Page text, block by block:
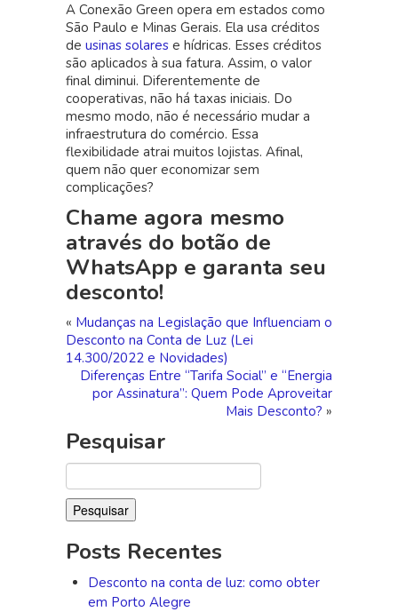
A Conexão Green opera em estados como
São Paulo e Minas Gerais. Ela usa créditos
de usinas solares e hídricas. Esses créditos
são aplicados à sua fatura. Assim, o valor
final diminui. Diferentemente de
cooperativas, não há taxas iniciais. Do
mesmo modo, não é necessário mudar a
infraestrutura do comércio. Essa
flexibilidade atrai muitos lojistas. Afinal,
quem não quer economizar sem
complicações?
Chame agora mesmo
através do botão de
WhatsApp e garanta seu
desconto!
« Mudanças na Legislação que Influenciam o
Desconto na Conta de Luz (Lei
14.300/2022 e Novidades)
Diferenças Entre “Tarifa Social” e “Energia
por Assinatura”: Quem Pode Aproveitar
Mais Desconto? »
Pesquisar
Pesquisar
por:
Posts Recentes
Desconto na conta de luz: como obter
em Porto Alegre